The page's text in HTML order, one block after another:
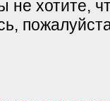
не хотите,